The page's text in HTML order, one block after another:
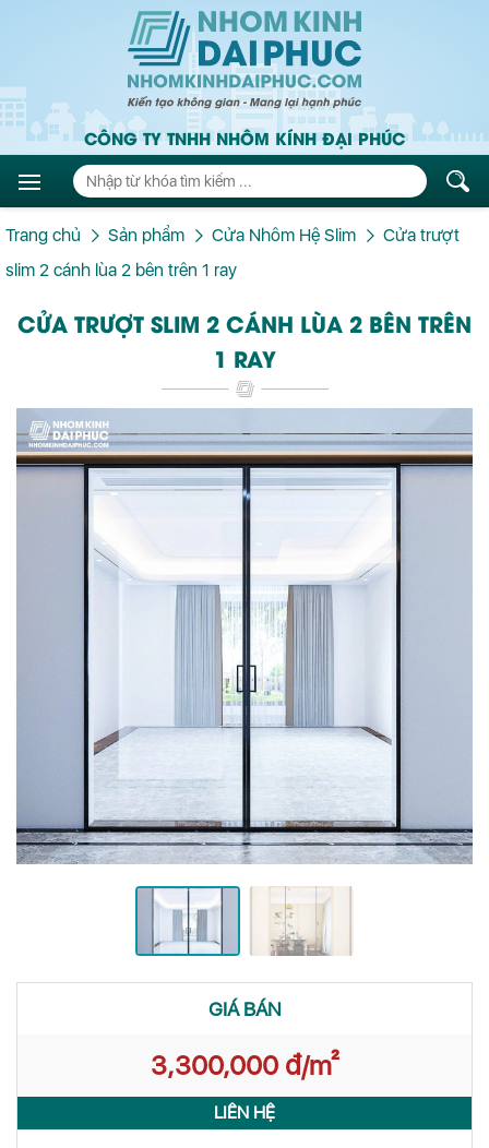
CÔNG TY TNHH NHÔM KÍNH ĐẠI PHÚC
Trang chủ Sản phẩm Cửa Nhôm Hệ Slim
Cửa trượt
slim 2 cánh lùa 2 bên trên 1 ray
CỬA TRƯỢT SLIM 2 CÁNH LÙA 2 BÊN TRÊN
1 RAY
GIÁ BÁN
3,300,000 đ/m²
LIÊN HỆ